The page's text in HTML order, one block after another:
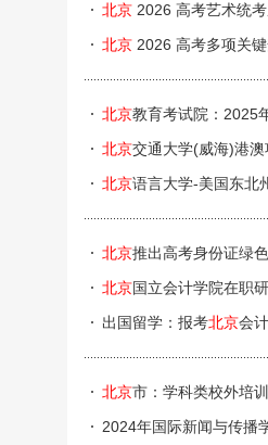
北京 2026 高考艺术统
北京 2026 高考多项关
北京教育考试院：2025
北京交通大学(威海)港澳
北京语言大学-美国东北
北京推出高考身份证绿
北京国立会计学院在职
出国留学：报考北京会
北京市：学科类校外培
2024年国际新闻与传播